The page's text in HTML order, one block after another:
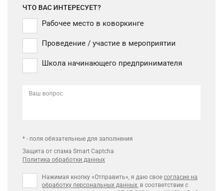
ЧТО ВАС ИНТЕРЕСУЕТ?
Рабочее место в коворкинге
Проведение / участие в мероприятии
Школа начинающего предпринимателя
Ваш вопрос
* - поля обязательные для заполнения
Защита от спама Smart Captcha
Политика обработки данных
Нажимая кнопку «Отправить», я даю свое согласие на
обработку персональных данных, в соответствии с